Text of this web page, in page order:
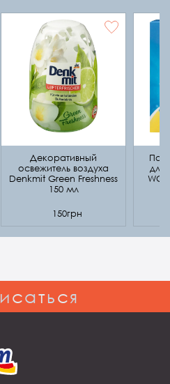
Декоративный
освежитель воздуха
Denkmit Green Freshness
150 мл
150грн
для
WC
исаться